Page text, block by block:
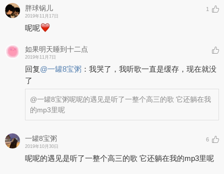
胖球锅儿
2019年11月17日
1
呢呢
如果明天睡到十二点
2019年11月7日
回复@一罐8宝粥 ： 我哭了，我听歌一直是缓存，现在就没
了
@一罐8宝粥呢呢的遇见是听了一整个高三的歌 它还躺在我
的mp3里呢
一罐8宝粥
2019年10月30日
6
呢呢的遇见是听了一整个高三的歌 它还躺在我的mp3里呢